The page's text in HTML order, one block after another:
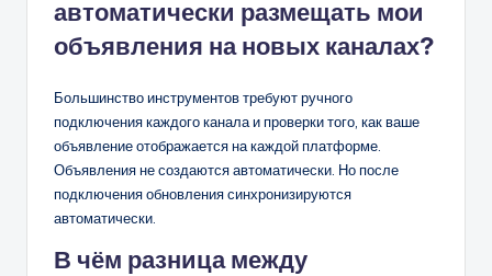
автоматически размещать мои
объявления на новых каналах?
Большинство инструментов требуют ручного
подключения каждого канала и проверки того, как ваше
объявление отображается на каждой платформе.
Объявления не создаются автоматически. Но после
подключения обновления синхронизируются
автоматически.
В чём разница между